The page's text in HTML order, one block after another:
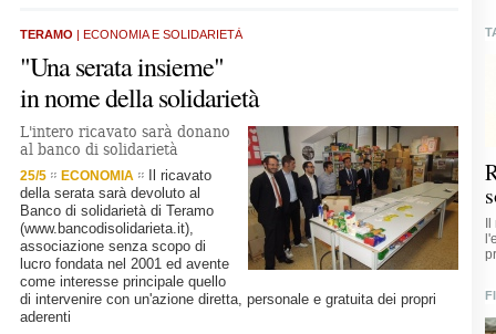
TERAMO | ECONOMIA E SOLIDARIETÀ
"Una serata insieme"
in nome della solidarietà
L'intero ricavato sarà donano
al banco di solidarietà
25/5 ECONOMIA
Il ricavato
della serata sarà devoluto al
Banco di solidarietà di Teramo
(www.bancodisolidarieta.it),
associazione senza scopo di
lucro fondata nel 2001 ed avente
come interesse principale quello
di intervenire con un'azione diretta, personale e gratuita dei propri
aderenti